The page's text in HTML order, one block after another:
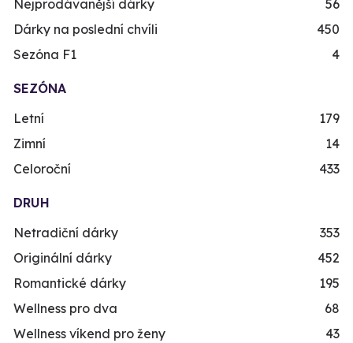
Nejprodávanější dárky
56
Dárky na poslední chvíli
450
Sezóna F1
4
SEZÓNA
Letní
179
Zimní
14
Celoroční
433
DRUH
Netradiční dárky
353
Originální dárky
452
Romantické dárky
195
Wellness pro dva
68
Wellness víkend pro ženy
43